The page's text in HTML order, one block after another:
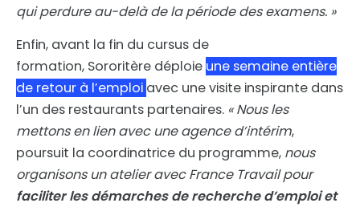
qui perdure au-delà de la période des examens. »
Enfin, avant la fin du cursus de
formation, Sororitère déploie une semaine entière
de retour à l’emploi avec une visite inspirante dans
l’un des restaurants partenaires. « Nous les
mettons en lien avec une agence d’intérim,
poursuit la coordinatrice du programme, nous
organisons un atelier avec France Travail pour
faciliter les démarches de recherche d’emploi et